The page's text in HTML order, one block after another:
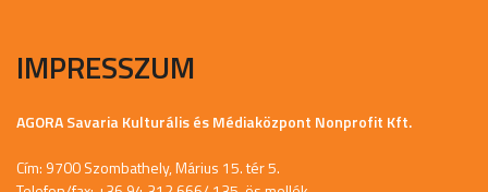
IMPRESSZUM
AGORA Savaria Kulturális és Médiaközpont Nonprofit Kft.
Cím: 9700 Szombathely, Márius 15. tér 5.